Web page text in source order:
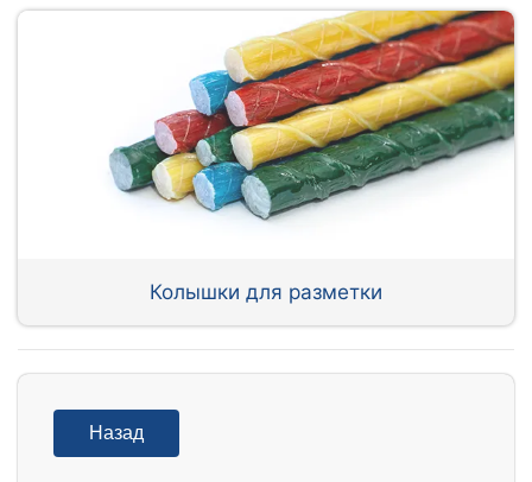
Колышки для разметки
Назад